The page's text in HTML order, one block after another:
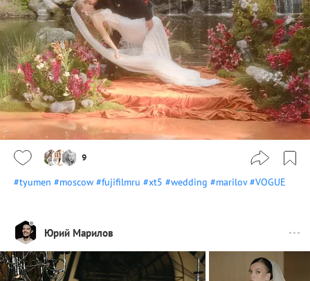
9
#tyumen #moscow #fujifilmru #xt5 #wedding #marilov #VOGUE
Юрий Марилов